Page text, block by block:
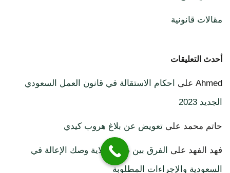
مقالات قانونية
أحدث التعليقات
Ahmed على
احكام الاستقالة في قانون العمل السعودي
الجديد 2023
حاتم محمد على تعويض عن بلاغ هروب كيدي
فهد الفهد على
الفرق بين صك الولاية وصك الإعالة في
السعودية والإجراءات المطلوبة